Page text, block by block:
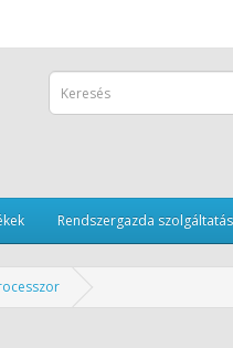
Rendszergazda